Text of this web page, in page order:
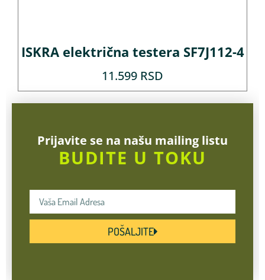
ISKRA električna testera SF7J112-4
11.599 RSD
Prijavite se na našu mailing listu
BUDITE U TOKU
POŠALJITE